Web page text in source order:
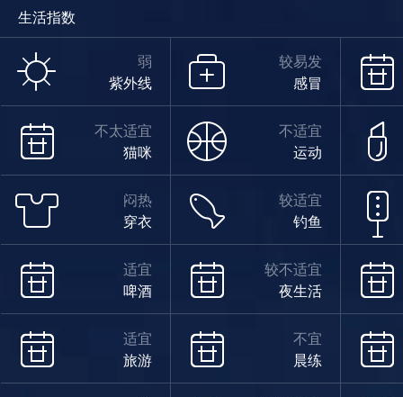
生活指数
弱
紫外线
较易发
感冒
不太适宜
猫咪
不适宜
运动
闷热
穿衣
较适宜
钓鱼
适宜
啤酒
较不适宜
夜生活
适宜
旅游
不宜
晨练